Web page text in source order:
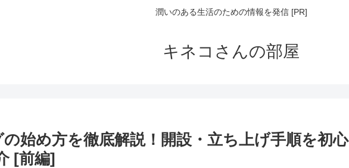
潤いのある生活のための情報を発信 [PR]
キネコさんの部屋
始め方を徹底解説！開設・立ち上げ手順を初心
[前編]